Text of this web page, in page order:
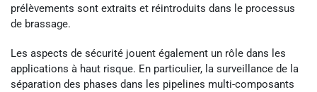
prélèvements sont extraits et réintroduits dans le processus
de brassage.
Les aspects de sécurité jouent également un rôle dans les
applications à haut risque. En particulier, la surveillance de la
séparation des phases dans les pipelines multi-composants